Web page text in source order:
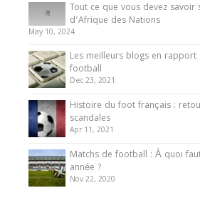
Tout ce que vous devez savoir
d’Afrique des Nations
May 10, 2024
Les meilleurs blogs en rapport
football
Dec 23, 2021
Histoire du foot français :
scandales
Apr 11, 2021
Matchs de football : À quoi
année ?
Nov 22, 2020